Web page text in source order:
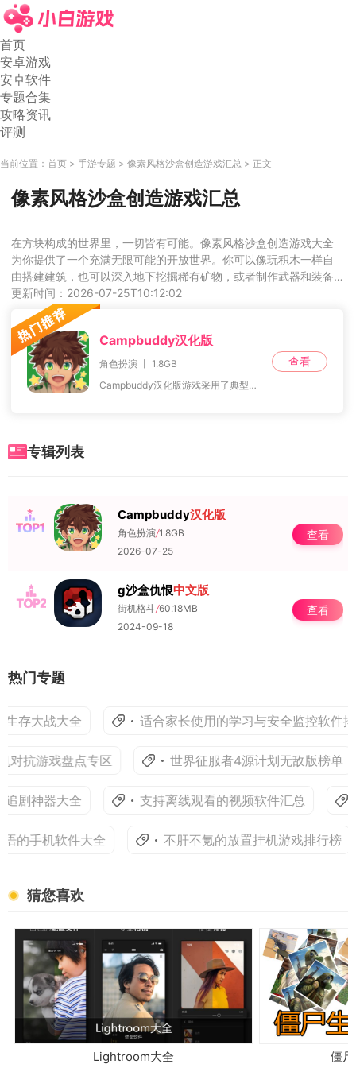
首页
安卓游戏
安卓软件
专题合集
攻略资讯
评测
当前位置： 首页 手游专题 像素风格沙盒创造游戏汇总 正文
像素风格沙盒创造游戏汇总
在方块构成的世界里，一切皆有可能。像素风格沙盒创造游戏大全
为你提供了一个充满无限可能的开放世界。你可以像玩积木一样自
由搭建建筑，也可以深入地下挖掘稀有矿物，或者制作武器和装备
来抵御夜晚的怪物。这些游戏通常融合了生存、探索和创造元素，
你的每一个决定都会影响世界的变化。无论是想成为伟大的建筑
师，还是勇敢的探险家，这个像素世界都能满足你的创造欲和冒险
精神。
更新时间：2026-07-25T10:12:02
Campbuddy汉化版
角色扮演 丨 1.8GB
Campbuddy汉化版游戏采用了典型的日系二次元画风，将纯真的爱情故事呈现在玩家眼前。每一个角色的设计都经过精心打磨，从他们的外貌到性格特点，无不充满了鲜明的
查看
专辑列表
NO.1 Campbuddy汉化版
角色扮演/1.8GB
2026-07-25
查看
NO.2 g沙盒仇恨中文版
街机格斗/60.18MB
2024-09-18
查看
热门专题
存大战大全 适合家长使用的学习与安全监控软件排
对抗游戏盘点专区 世界征服者4源计划无敌版榜单
剧神器大全 支持离线观看的视频软件汇总
的手机软件大全 不肝不氪的放置挂机游戏排行榜
猜您喜欢
Lightroom大全 僵